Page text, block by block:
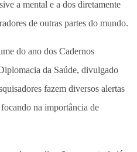
a mental e a dos diretamente
de outras partes do mundo.
do ano dos Cadernos
da Saúde, divulgado
fazem diversos alertas
na importância de